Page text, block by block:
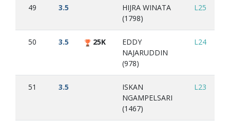
49 3.5
HIJRA WINATA
(1798)
L25
50 3.5 25K
EDDY
NAJARUDDIN
(978)
L24
51 3.5
ISKAN
NGAMPELSARI
(1467)
L23